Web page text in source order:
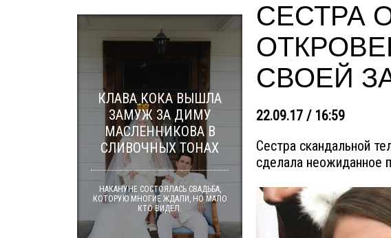
СЕСТРА
СВОЕЙ
22.09.17 / 16:59
Сестра скандальной
сделала неожиданное
КЛАВА КОКА ВЫШЛА
ЗАМУЖ ЗА ДИМУ
МАСЛЕННИКОВА В
СЛИВОЧНЫХ ТОНАХ
НАКАНУНЕ СОСТОЯЛАСЬ СВАДЬБА,
КОТОРУЮ МНОГИЕ ЖДАЛИ, НО МАЛО
КТО ВИДЕЛ.